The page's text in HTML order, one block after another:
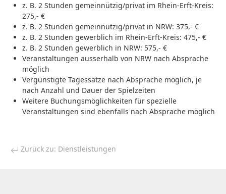
z. B. 2 Stunden gemeinnützig/privat im Rhein-Erft-Kreis:
275,- €
z. B. 2 Stunden gemeinnützig/privat in NRW: 375,- €
z. B. 2 Stunden gewerblich im Rhein-Erft-Kreis: 475,- €
z. B. 2 Stunden gewerblich in NRW: 575,- €
Veranstaltungen ausserhalb von NRW nach Absprache
möglich
Vergünstigte Tagessätze nach Absprache möglich, je
nach Anzahl und Dauer der Spielzeiten
Weitere Buchungsmöglichkeiten für spezielle
Veranstaltungen sind ebenfalls nach Absprache möglich
Zurück zu: Dienstleistungen